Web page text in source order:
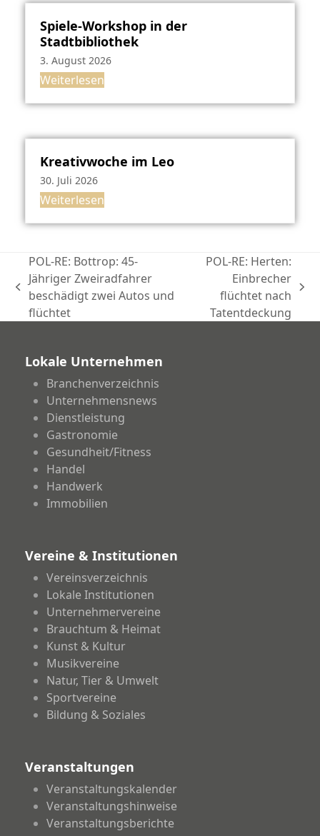
Spiele-Workshop in der
Stadtbibliothek
3. August 2026
Weiterlesen
Kreativwoche im Leo
30. Juli 2026
Weiterlesen
vorheriger
Beitrag:
POL-RE: Bottrop: 45-
Jähriger Zweiradfahrer
beschädigt zwei Autos und
flüchtet
Nächster
Beitrag:
POL-RE: Herten:
Einbrecher
flüchtet nach
Tatentdeckung
Lokale Unternehmen
Branchenverzeichnis
Unternehmensnews
Dienstleistung
Gastronomie
Gesundheit/Fitness
Handel
Handwerk
Immobilien
Vereine & Institutionen
Vereinsverzeichnis
Lokale Institutionen
Unternehmervereine
Brauchtum & Heimat
Kunst & Kultur
Musikvereine
Natur, Tier & Umwelt
Sportvereine
Bildung & Soziales
Veranstaltungen
Veranstaltungskalender
Veranstaltungshinweise
Veranstaltungsberichte